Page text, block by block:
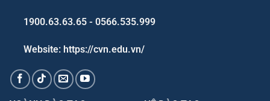
1900.63.63.65 - 0566.535.999
Website: https://cvn.edu.vn/